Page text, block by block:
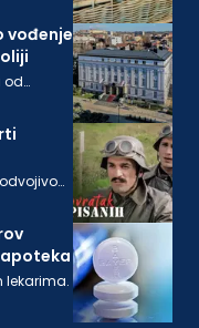
vođenje
od
apoteka
lekarima.